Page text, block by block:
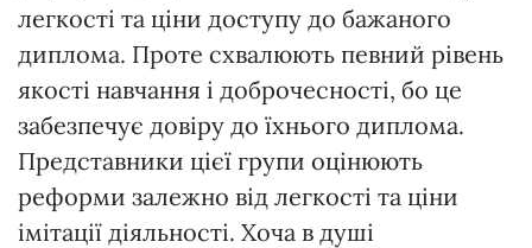
легкості та ціни доступу до бажаного
диплома. Проте схвалюють певний рівень
якості навчання і доброчесності, бо це
забезпечує довіру до їхнього диплома.
Представники цієї групи оцінюють
реформи залежно від легкості та ціни
імітації діяльності. Хоча в душі